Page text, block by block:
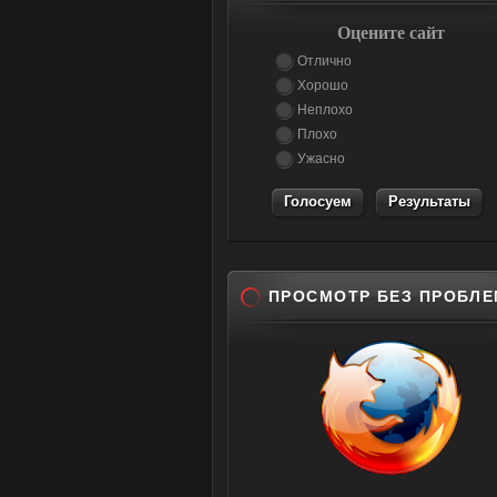
Оцените сайт
Отлично
Хорошо
Неплохо
Плохо
Ужасно
Результаты
ПРОСМОТР БЕЗ